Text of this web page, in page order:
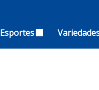
Esportes